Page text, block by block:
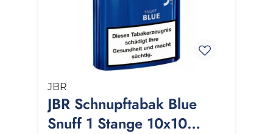
JBR
JBR Schnupftabak Blue
Snuff 1 Stange 10x10